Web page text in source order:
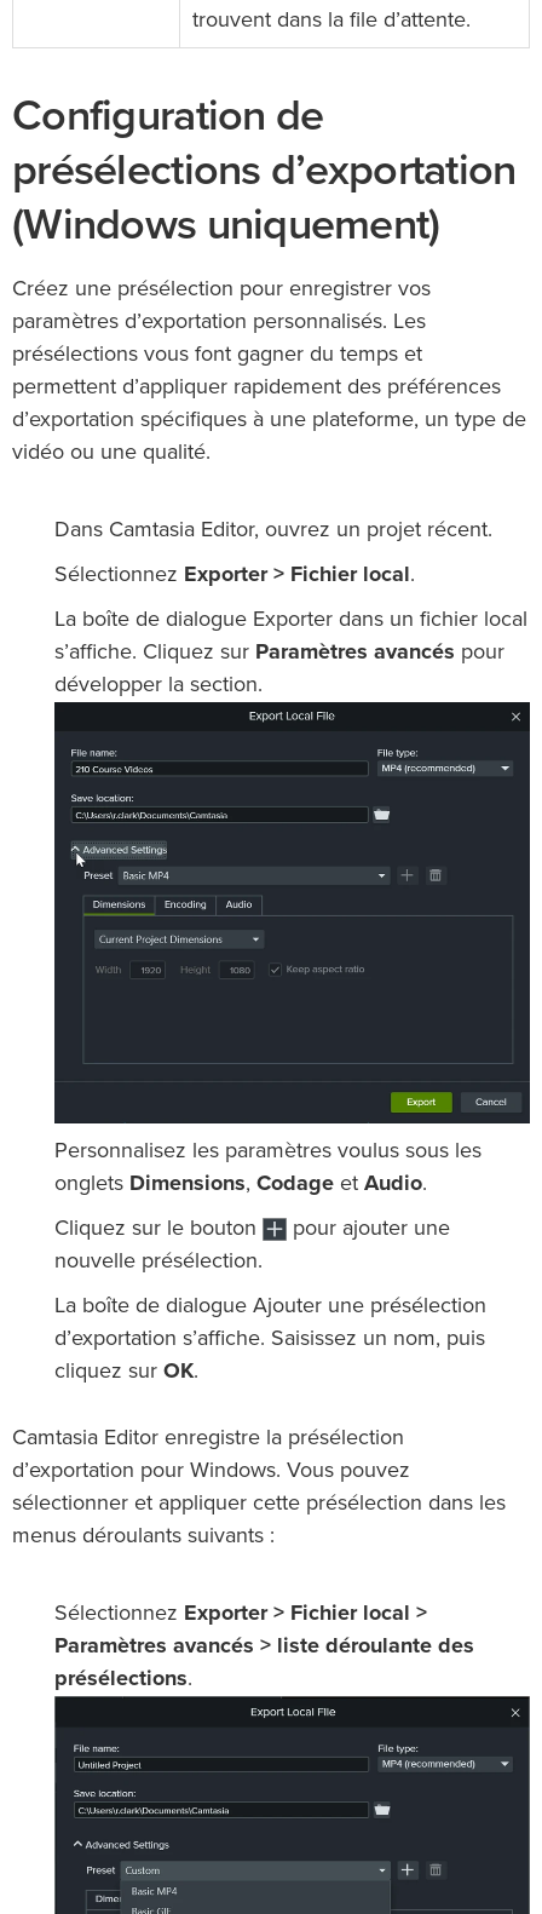
trouvent dans la file d’attente.
Configuration de
présélections d’exportation
(Windows uniquement)
Créez une présélection pour enregistrer vos
paramètres d’exportation personnalisés. Les
présélections vous font gagner du temps et
permettent d’appliquer rapidement des préférences
d’exportation spécifiques à une plateforme, un type de
vidéo ou une qualité.
Dans Camtasia Editor, ouvrez un projet récent.
Sélectionnez Exporter > Fichier local .
La boîte de dialogue Exporter dans un fichier local
s’affiche. Cliquez sur Paramètres avancés pour
développer la section.
Personnalisez les paramètres voulus sous les
onglets Dimensions, Codage et Audio.
Cliquez sur le bouton
pour ajouter une
nouvelle présélection.
La boîte de dialogue Ajouter une présélection
d’exportation s’affiche. Saisissez un nom, puis
cliquez sur OK.
Camtasia Editor enregistre la présélection
d’exportation pour Windows. Vous pouvez
sélectionner et appliquer cette présélection dans les
menus déroulants suivants :
Sélectionnez Exporter > Fichier local >
Paramètres avancés > liste déroulante des
présélections.